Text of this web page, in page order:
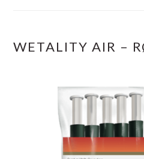
WETALITY AIR –